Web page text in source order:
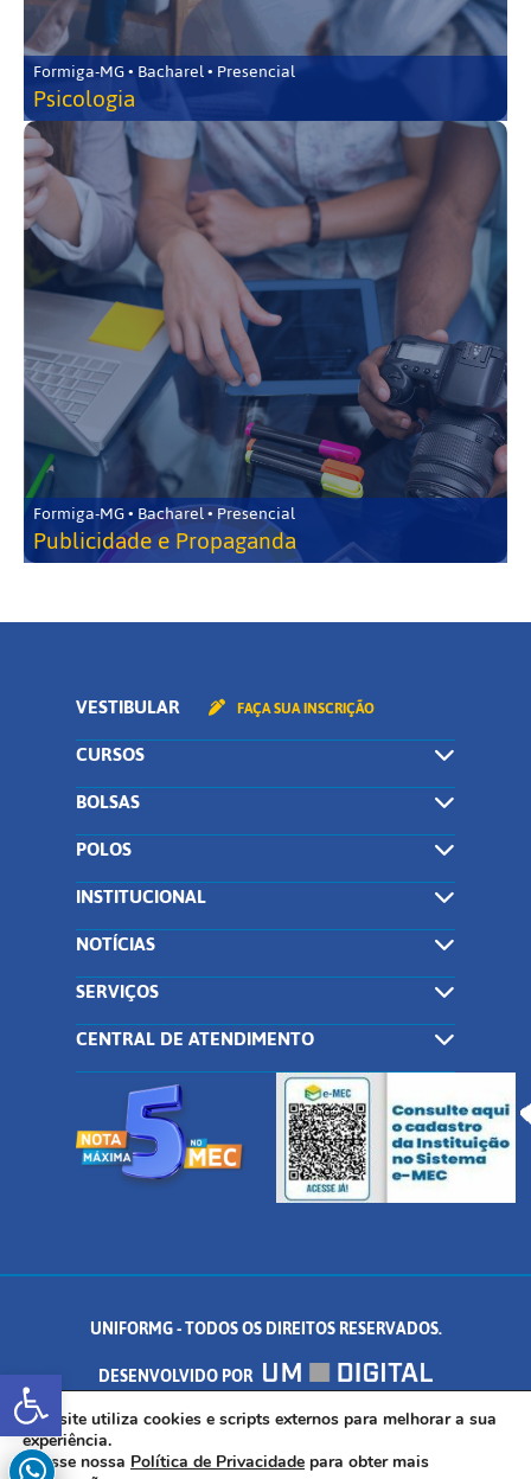
Abrir a barra de ferramentas
Formiga-MG • Bacharel • Presencial
Psicologia
Formiga-MG • Bacharel • Presencial
Publicidade e Propaganda
VESTIBULAR FAÇA SUA INSCRIÇÃO
CURSOS
BOLSAS
POLOS
INSTITUCIONAL
NOTÍCIAS
SERVIÇOS
CENTRAL DE ATENDIMENTO
UNIFORMG - TODOS OS DIREITOS RESERVADOS.
DESENVOLVIDO POR
AV. DR. ARNALDO DE SENNA, 328 - PALMEIRAS, FORMIGA/MG - CEP:
35.574.530
Este site utiliza cookies e scripts externos para melhorar a sua
experiência.
Acesse nossa Política de Privacidade para obter mais